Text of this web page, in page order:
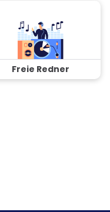
Freie Redner